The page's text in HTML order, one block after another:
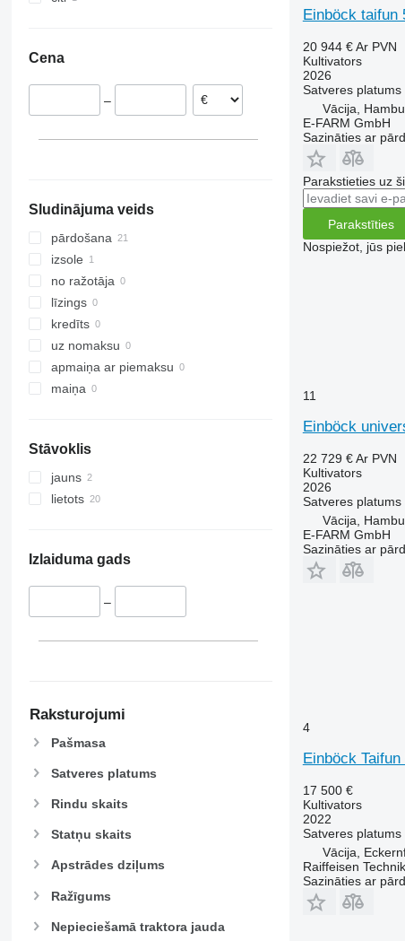
Cena
–
Sludinājuma veids
pārdošana
izsole
no ražotāja
līzings
kredīts
uz nomaksu
apmaiņa ar piemaksu
maiņa
Stāvoklis
jauns
lietots
Izlaiduma gads
–
Raksturojumi
Pašmasa
Satveres platums
Rindu skaits
Statņu skaits
Apstrādes dziļums
Ražīgums
Nepieciešamā traktora jauda
Einböck taifun
20 944 € Ar PVN
Kultivators
2026
Satveres platums
Vācija,
E-FARM GmbH
Sazināties ar
Parakstieties uz
Parakstīties
Nospiežot, jūs
11
Einböck
22 729 € Ar PVN
Kultivators
2026
Satveres platums
Vācija,
E-FARM GmbH
Sazināties ar
4
Einböck Taifun
17 500 €
Kultivators
2022
Satveres platums
Vācija,
Raiffeisen
Sazināties ar